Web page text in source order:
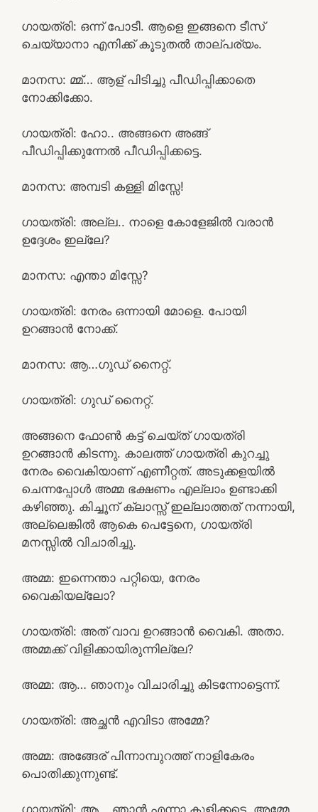
ഗായത്രി: ഒന്ന് പോടീ. ആളെ ഇങ്ങനെ ടീസ്
ചെയ്യാനാ എനിക്ക് കൂടുതൽ താല്പര്യം.
മാനസ: മ്മ്… ആള് പിടിച്ചു പീഡിപ്പിക്കാതെ
നോക്കിക്കോ.
ഗായത്രി: ഹോ.. അങ്ങനെ അങ്ങ്
പീഡിപ്പിക്കുന്നേൽ പീഡിപ്പിക്കട്ടെ.
മാനസ: അമ്പടി കള്ളി മിസ്സേ!
ഗായത്രി: അല്ല.. നാളെ കോളേജിൽ വരാൻ
ഉദ്ദേശം ഇല്ലേ?
മാനസ: എന്താ മിസ്സേ?
ഗായത്രി: നേരം ഒന്നായി മോളെ. പോയി
ഉറങ്ങാൻ നോക്ക്.
മാനസ: ആ…ഗുഡ് നൈറ്റ്‌.
ഗായത്രി: ഗുഡ് നൈറ്റ്.
അങ്ങനെ ഫോൺ കട്ട് ചെയ്ത് ഗായത്രി
ഉറങ്ങാൻ കിടന്നു. കാലത്ത് ഗായത്രി കുറച്ചു
നേരം വൈകിയാണ് എണീറ്റത്. അടുക്കളയിൽ
ചെന്നപ്പോൾ അമ്മ ഭക്ഷണം എല്ലാം ഉണ്ടാക്കി
കഴിഞ്ഞു. കിച്ചൂന് ക്ലാസ്സ്‌ ഇല്ലാത്തത് നന്നായി,
അല്ലെങ്കിൽ ആകെ പെട്ടേനെ, ഗായത്രി
മനസ്സിൽ വിചാരിച്ചു.
അമ്മ: ഇന്നെന്താ പറ്റിയെ, നേരം
വൈകിയല്ലോ?
ഗായത്രി: അത് വാവ ഉറങ്ങാൻ വൈകി. അതാ.
അമ്മക്ക് വിളിക്കായിരുന്നില്ലേ?
അമ്മ: ആ… ഞാനും വിചാരിച്ചു കിടന്നോട്ടെന്ന്.
ഗായത്രി: അച്ഛൻ എവിടാ അമ്മേ?
അമ്മ: അങ്ങേര് പിന്നാമ്പുറത്ത് നാളികേരം
പൊതിക്കുന്നുണ്ട്.
ഗായത്രി: ആ… ഞാൻ എന്നാ കുളിക്കട്ടെ, അമ്മേ.